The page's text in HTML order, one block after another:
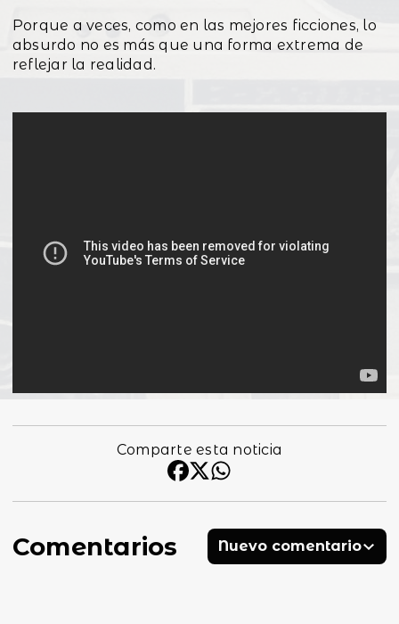
Porque a veces, como en las mejores ficciones, lo
absurdo no es más que una forma extrema de
reflejar la realidad.
Comparte esta noticia
Comentarios Nuevo comentario